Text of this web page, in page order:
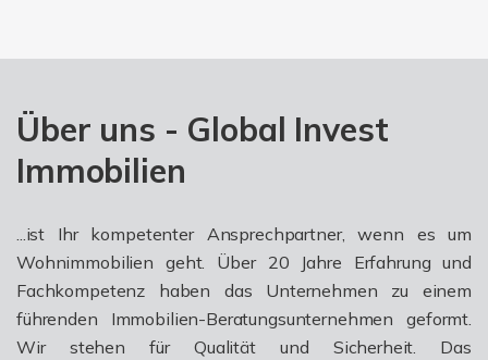
Über uns - Global Invest
Immobilien
...ist Ihr kompetenter Ansprechpartner, wenn es um
Wohnimmobilien geht. Über 20 Jahre Erfahrung und
Fachkompetenz haben das Unternehmen zu einem
führenden Immobilien-Beratungsunternehmen geformt.
Wir stehen für Qualität und Sicherheit. Das